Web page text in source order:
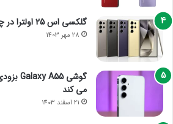
گلکسی اس 25 اولترا در چهار رنگ عرضه می شود
28 مهر 1403
می کند
21 اسفند 1403